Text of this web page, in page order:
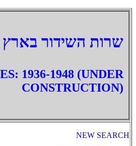
‏שרות השידור בארץ
1936-1948 (UNDER
CONSTRUCTION)
NEW SEARCH